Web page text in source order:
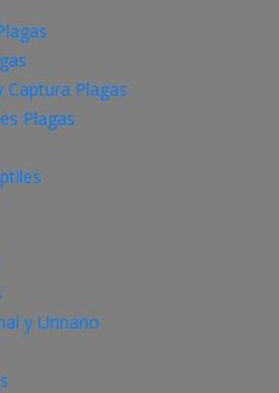
Captura Plagas
Plagas
y Urinario